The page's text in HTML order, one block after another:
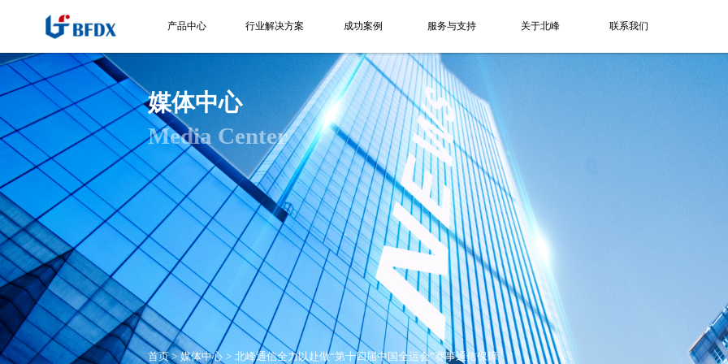
产品中心 行业解决方案 成功案例 服务与支持 关于北峰 联系我们
媒体中心
Media Center
首页 媒体中心 北峰通信全力以赴做“第十四届中国全运会”赛事通信保障